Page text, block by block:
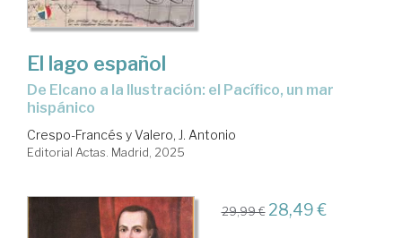
El lago español
De Elcano a la Ilustración: el Pacífico, un mar
hispánico
Crespo-Francés y Valero, J. Antonio
Editorial Actas. Madrid, 2025
29,99 € 28,49 €